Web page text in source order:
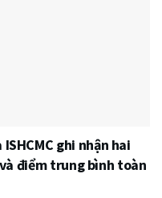
ghi nhận hai
điểm trung bình toàn